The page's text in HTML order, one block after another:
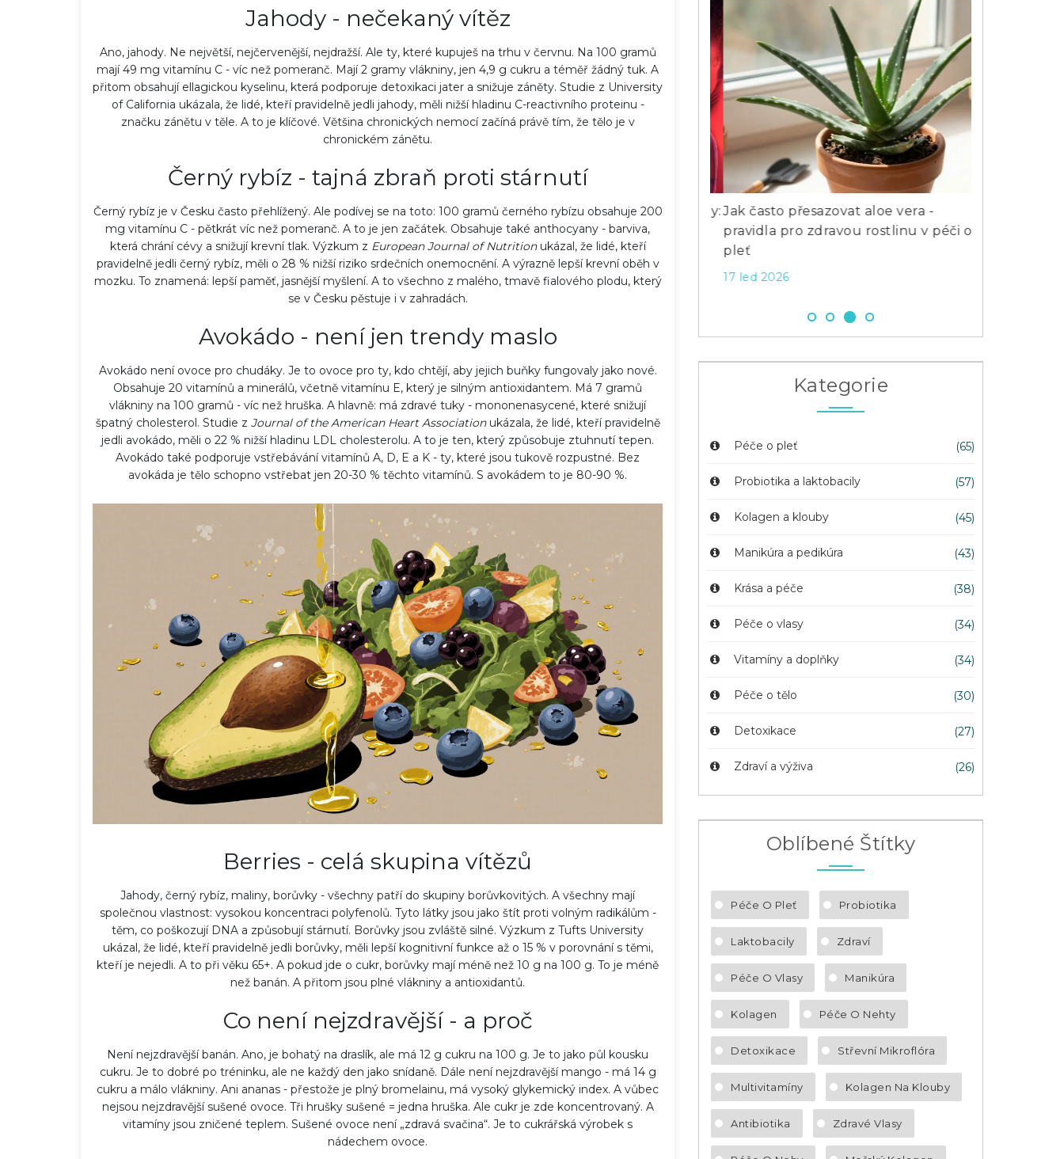
Jahody - nečekaný vítěz
Ano, jahody. Ne největší, nejčervenější, nejdražší. Ale ty, které kupuješ na trhu v červnu. Na 100 gramů
mají 49 mg vitamínu C - víc než pomeranč. Mají 2 gramy vlákniny, jen 4,9 g cukru a téměř žádný tuk. A
přitom obsahují ellagickou kyselinu, která podporuje detoxikaci jater a snižuje záněty. Studie z University
of California ukázala, že lidé, kteří pravidelně jedli jahody, měli nižší hladinu C-reactivního proteinu -
značku zánětu v těle. A to je klíčové. Většina chronických nemocí začíná právě tím, že tělo je v
chronickém zánětu.
Černý rybíz - tajná zbraň proti stárnutí
Černý rybíz je v Česku často přehlížený. Ale podívej se na toto: 100 gramů černého rybízu obsahuje 200
mg vitamínu C - pětkrát víc než pomeranč. A to je jen začátek. Obsahuje také anthocyany - barviva,
která chrání cévy a snižují krevní tlak. Výzkum z European Journal of Nutritionukázal, že lidé, kteří
pravidelně jedli černý rybíz, měli o 28 % nižší riziko srdečních onemocnění. A výrazně lepší krevní oběh v
mozku. To znamená: lepší paměť, jasnější myšlení. A to všechno z malého, tmavě fialového plodu, který
se v Česku pěstuje i v zahradách.
Avokádo - není jen trendy maslo
Avokádo není ovoce pro chudáky. Je to ovoce pro ty, kdo chtějí, aby jejich buňky fungovaly jako nové.
Obsahuje 20 vitamínů a minerálů, včetně vitamínu E, který je silným antioxidantem. Má 7 gramů
vlákniny na 100 gramů - víc než hruška. A hlavně: má zdravé tuky - mononenasycené, které snižují
špatný cholesterol. Studie z Journal of the American Heart Associationukázala, že lidé, kteří pravidelně
jedli avokádo, měli o 22 % nižší hladinu LDL cholesterolu. A to je ten, který způsobuje ztuhnutí tepen.
Avokádo také podporuje vstřebávání vitamínů A, D, E a K - ty, které jsou tukově rozpustné. Bez
avokáda je tělo schopno vstřebat jen 20-30 % těchto vitamínů. S avokádem to je 80-90 %.
Berries - celá skupina vítězů
Jahody, černý rybíz, maliny, borůvky - všechny patří do skupiny borůvkovitých. A všechny mají
společnou vlastnost: vysokou koncentraci polyfenolů. Tyto látky jsou jako štít proti volným radikálům -
těm, co poškozují DNA a způsobují stárnutí. Borůvky jsou zvláště silné. Výzkum z Tufts University
ukázal, že lidé, kteří pravidelně jedli borůvky, měli lepší kognitivní funkce až o 15 % v porovnání s těmi,
kteří je nejedli. A to při věku 65+. A pokud jde o cukr, borůvky mají méně než 10 g na 100 g. To je méně
než banán. A přitom jsou plné vlákniny a antioxidantů.
Co není nejzdravější - a proč
Není nejzdravější banán. Ano, je bohatý na draslík, ale má 12 g cukru na 100 g. Je to jako půl kousku
cukru. Je to dobré po tréninku, ale ne každý den jako snídaně. Dále není nejzdravější mango - má 14 g
cukru a málo vlákniny. Ani ananas - přestože je plný bromelainu, má vysoký glykemický index. A vůbec
nejsou nejzdravější sušené ovoce. Tři hrušky sušené = jedna hruška. Ale cukr je zde koncentrovaný. A
vitamíny jsou zničené teplem. Sušené ovoce není „zdravá svačina“. Je to cukrářská výrobek s
nádechem ovoce.
kolagenu: Potraviny a
pleť i klouby
Co všechno dělá pedikúra? Kompletní
průvodce péčí o nohy
18 čec 2026
Přírodní pomocníci pro zdravé klouby:
Co opravdu funguje?
13 úno 2024
Jak často přesazovat aloe vera -
pravidla pro zdravou rostlinu v péči o
pleť
17 led 2026
Kategorie
Péče o pleť (65)
Probiotika a laktobacily (57)
Kolagen a klouby (45)
Manikúra a pedikúra (43)
Krása a péče (38)
Péče o vlasy (34)
Vitamíny a doplňky (34)
Péče o tělo (30)
Detoxikace (27)
Zdraví a výživa (26)
Oblíbené Štítky
Péče O Pleť Probiotika
Laktobacily Zdraví
Péče O Vlasy Manikúra
Kolagen Péče O Nehty
Detoxikace Střevní Mikroflóra
Multivitamíny Kolagen Na Klouby
Antibiotika Zdravé Vlasy